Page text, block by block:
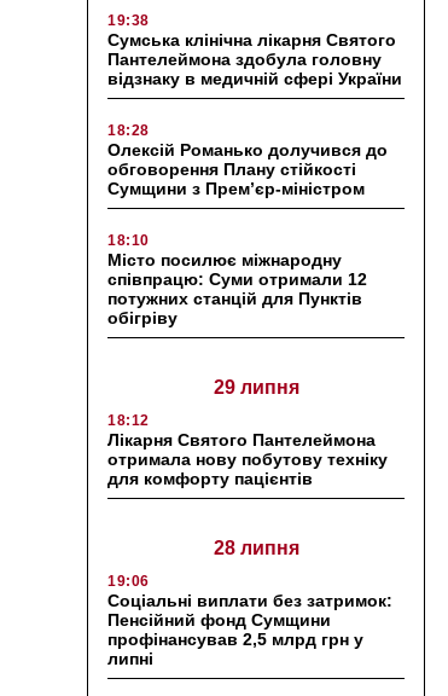
19:38
Сумська клінічна лікарня Святого
Пантелеймона здобула головну
відзнаку в медичній сфері України
18:28
Олексій Романько долучився до
обговорення Плану стійкості
Сумщини з Прем’єр-міністром
18:10
Місто посилює міжнародну
співпрацю: Суми отримали 12
потужних станцій для Пунктів
обігріву
29 липня
18:12
Лікарня Святого Пантелеймона
отримала нову побутову техніку
для комфорту пацієнтів
28 липня
19:06
Соціальні виплати без затримок:
Пенсійний фонд Сумщини
профінансував 2,5 млрд грн у
липні